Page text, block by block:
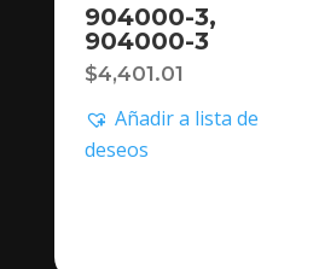
904000-3,
904000-3
$4,401.01
Añadir a lista de
deseos